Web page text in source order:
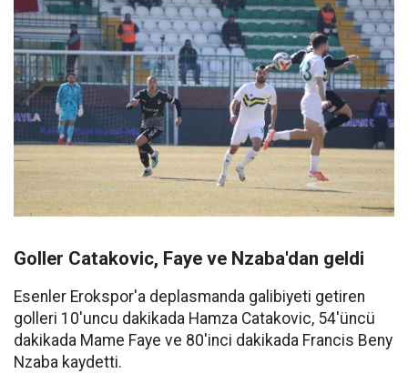
Goller Catakovic, Faye ve Nzaba'dan geldi
Esenler Erokspor'a deplasmanda galibiyeti getiren
golleri 10'uncu dakikada Hamza Catakovic, 54'üncü
dakikada Mame Faye ve 80'inci dakikada Francis Beny
Nzaba kaydetti.